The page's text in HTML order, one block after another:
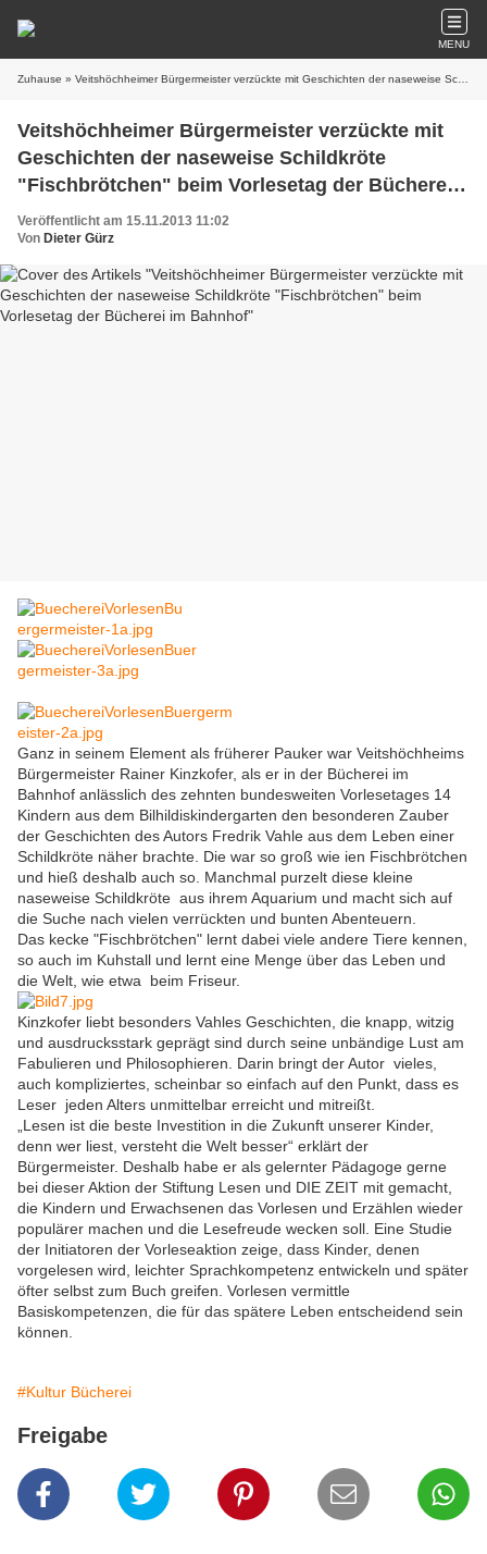
MENU
Zuhause » Veitshöchheimer Bürgermeister verzückte mit Geschichten der naseweise Schildkröte "Fischbrötchen" beim Vorlesetag der Bücherei im Bahnhof
Veitshöchheimer Bürgermeister verzückte mit
Geschichten der naseweise Schildkröte
"Fischbrötchen" beim Vorlesetag der Bücherei
im Bahnhof
Veröffentlicht am 15.11.2013 11:02
Von Dieter Gürz
Ganz in seinem Element als früherer Pauker war Veitshöchheims
Bürgermeister Rainer Kinzkofer, als er in der Bücherei im
Bahnhof anlässlich des zehnten bundesweiten Vorlesetages 14
Kindern aus dem Bilhildiskindergarten den besonderen Zauber
der Geschichten des Autors Fredrik Vahle aus dem Leben einer
Schildkröte näher brachte. Die war so groß wie ien Fischbrötchen
und hieß deshalb auch so. Manchmal purzelt diese kleine
naseweise Schildkröte aus ihrem Aquarium und macht sich auf
die Suche nach vielen verrückten und bunten Abenteuern.
Das kecke "Fischbrötchen" lernt dabei viele andere Tiere kennen,
so auch im Kuhstall und lernt eine Menge über das Leben und
die Welt, wie etwa beim Friseur.
Kinzkofer liebt besonders Vahles Geschichten, die knapp, witzig
und ausdrucksstark geprägt sind durch seine unbändige Lust am
Fabulieren und Philosophieren. Darin bringt der Autor vieles,
auch kompliziertes, scheinbar so einfach auf den Punkt, dass es
Leser jeden Alters unmittelbar erreicht und mitreißt.
„Lesen ist die beste Investition in die Zukunft unserer Kinder,
denn wer liest, versteht die Welt besser“ erklärt der
Bürgermeister. Deshalb habe er als gelernter Pädagoge gerne
bei dieser Aktion der Stiftung Lesen und DIE ZEIT mit gemacht,
die Kindern und Erwachsenen das Vorlesen und Erzählen wieder
populärer machen und die Lesefreude wecken soll. Eine Studie
der Initiatoren der Vorleseaktion zeige, dass Kinder, denen
vorgelesen wird, leichter Sprachkompetenz entwickeln und später
öfter selbst zum Buch greifen. Vorlesen vermittle
Basiskompetenzen, die für das spätere Leben entscheidend sein
können.
#Kultur Bücherei
Freigabe